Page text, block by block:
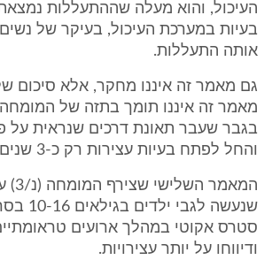
העיכול, והוא מעלה שההתעללות
בעיות במערכת העיכול, בעיקר של
אותה התעללות.
גם מאמר זה איננו מחקר, אלא סיכום
מאמר זה איננו תומך בתזה של
בגבר שעבר תאונת דרכים שנראית על
והחל לפתח בעיות עצירות רק כ-3 שנים לאחר מכן.
שנעשה
סטרס אקוטי במהלך ארועים
ודיווחו על יותר עצירויות.